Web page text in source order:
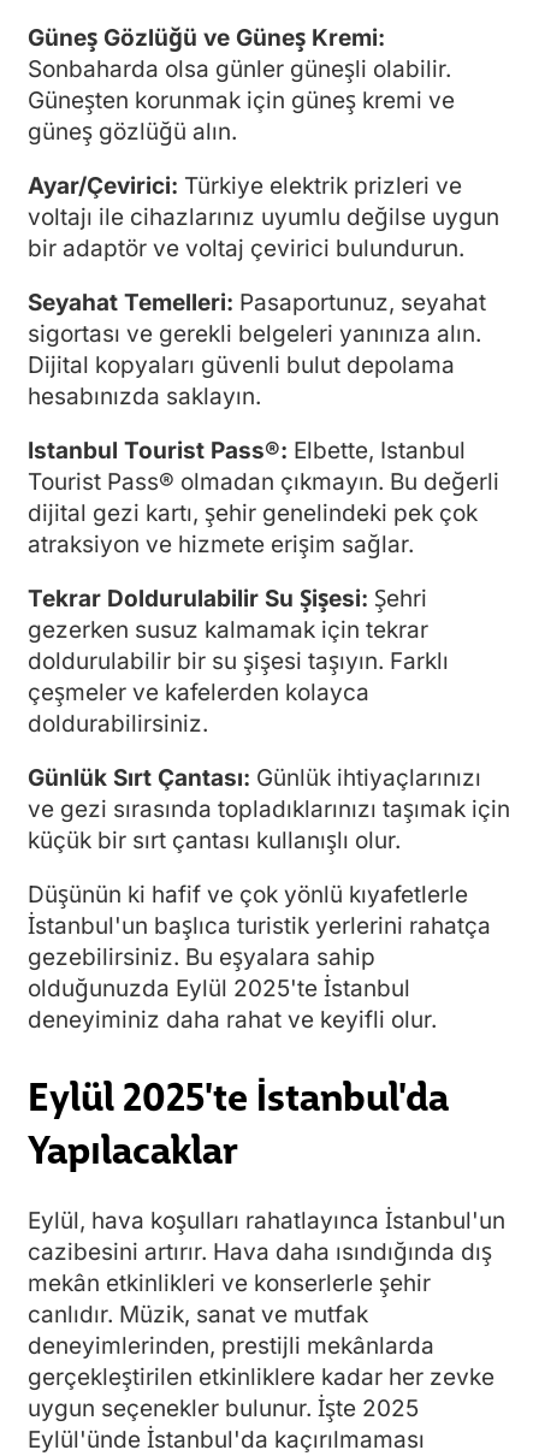
Güneş Gözlüğü ve Güneş Kremi:
Sonbaharda olsa günler güneşli olabilir.
Güneşten korunmak için güneş kremi ve
güneş gözlüğü alın.
Ayar/Çevirici: Türkiye elektrik prizleri ve
voltajı ile cihazlarınız uyumlu değilse uygun
bir adaptör ve voltaj çevirici bulundurun.
Seyahat Temelleri: Pasaportunuz, seyahat
sigortası ve gerekli belgeleri yanınıza alın.
Dijital kopyaları güvenli bulut depolama
hesabınızda saklayın.
Istanbul Tourist Pass®: Elbette, Istanbul
Tourist Pass® olmadan çıkmayın. Bu değerli
dijital gezi kartı, şehir genelindeki pek çok
atraksiyon ve hizmete erişim sağlar.
Tekrar Doldurulabilir Su Şişesi: Şehri
gezerken susuz kalmamak için tekrar
doldurulabilir bir su şişesi taşıyın. Farklı
çeşmeler ve kafelerden kolayca
doldurabilirsiniz.
Günlük Sırt Çantası: Günlük ihtiyaçlarınızı
ve gezi sırasında topladıklarınızı taşımak için
küçük bir sırt çantası kullanışlı olur.
Düşünün ki hafif ve çok yönlü kıyafetlerle
İstanbul'un başlıca turistik yerlerini rahatça
gezebilirsiniz. Bu eşyalara sahip
olduğunuzda Eylül 2025'te İstanbul
deneyiminiz daha rahat ve keyifli olur.
Eylül 2025'te İstanbul'da
Yapılacaklar
Eylül, hava koşulları rahatlayınca İstanbul'un
cazibesini artırır. Hava daha ısındığında dış
mekân etkinlikleri ve konserlerle şehir
canlıdır. Müzik, sanat ve mutfak
deneyimlerinden, prestijli mekânlarda
gerçekleştirilen etkinliklere kadar her zevke
uygun seçenekler bulunur. İşte 2025
Eylül'ünde İstanbul'da kaçırılmaması